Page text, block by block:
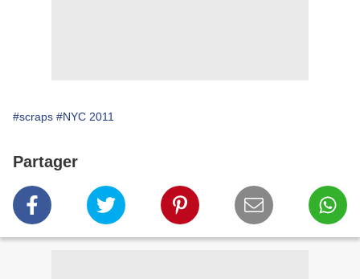
#scraps #NYC 2011
Partager